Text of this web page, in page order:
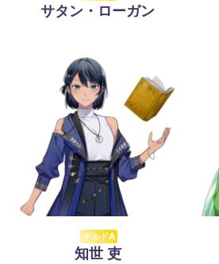
サタン・ローガン
ギルドA
知世 吏